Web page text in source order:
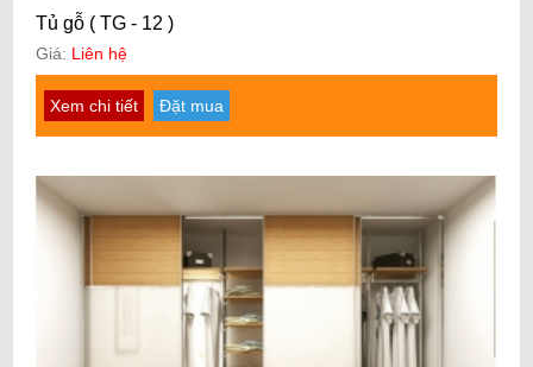
Tủ gỗ ( TG - 12 )
Giá: Liên hệ
Xem chi tiết Đặt mua